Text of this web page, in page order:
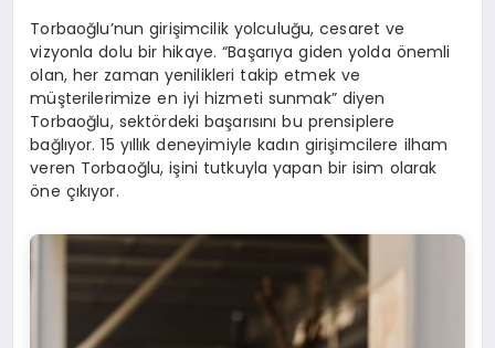
Torbaoğlu’nun girişimcilik yolculuğu, cesaret ve
vizyonla dolu bir hikaye. “Başarıya giden yolda önemli
olan, her zaman yenilikleri takip etmek ve
müşterilerimize en iyi hizmeti sunmak” diyen
Torbaoğlu, sektördeki başarısını bu prensiplere
bağlıyor. 15 yıllık deneyimiyle kadın girişimcilere ilham
veren Torbaoğlu, işini tutkuyla yapan bir isim olarak
öne çıkıyor.